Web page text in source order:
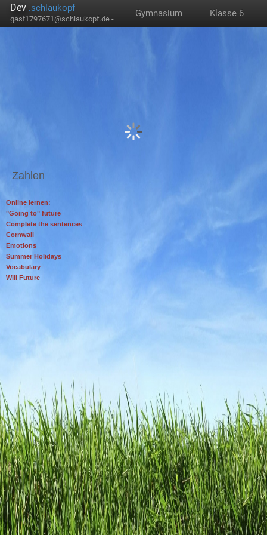
Dev .schlaukopf
gast1797671@schlaukopf.de -
Gymnasium Klasse 6
Zahlen
Online lernen:
"Going to" future
Complete the sentences
Cornwall
Emotions
Summer Holidays
Vocabulary
Will Future